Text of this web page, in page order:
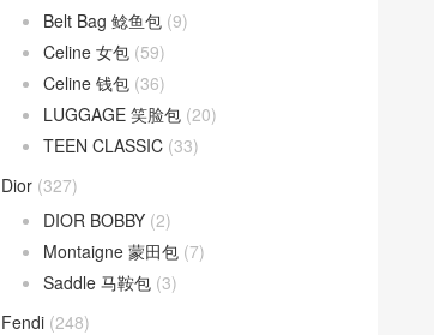
Belt Bag 鲶鱼包 (9)
Celine 女包 (59)
Celine 钱包 (36)
LUGGAGE 笑脸包 (20)
TEEN CLASSIC (33)
Dior (327)
DIOR BOBBY (2)
Montaigne 蒙田包 (7)
Saddle 马鞍包 (3)
Fendi (248)